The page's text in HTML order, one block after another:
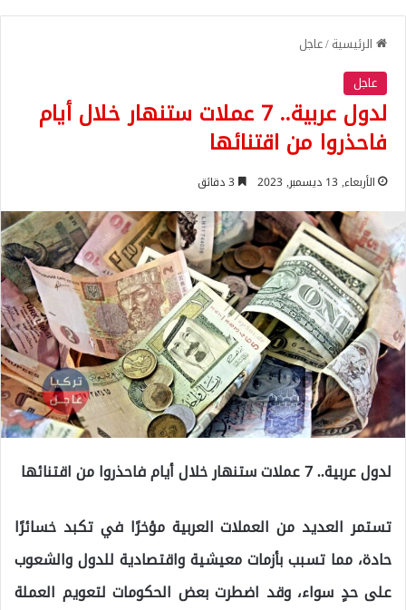
الرئيسية/عاجل
عاجل
لدول عربية.. 7 عملات ستنهار خلال أيام
فاحذروا من اقتنائها
الأربعاء, 13 ديسمبر, 2023
لدول عربية.. 7 عملات ستنهار خلال أيام فاحذروا من اقتنائها
تستمر العديد من العملات العربية مؤخرًا في تكبد خسائرًا
حادة، مما تسبب بأزمات معيشية واقتصادية للدول والشعوب
على حدٍ سواء، وقد اضطرت بعض الحكومات لتعويم العملة